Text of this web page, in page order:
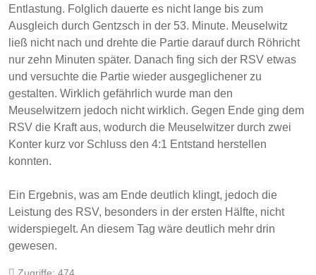
Entlastung. Folglich dauerte es nicht lange bis zum
Ausgleich durch Gentzsch in der 53. Minute. Meuselwitz
ließ nicht nach und drehte die Partie darauf durch Röhricht
nur zehn Minuten später. Danach fing sich der RSV etwas
und versuchte die Partie wieder ausgeglichener zu
gestalten. Wirklich gefährlich wurde man den
Meuselwitzern jedoch nicht wirklich. Gegen Ende ging dem
RSV die Kraft aus, wodurch die Meuselwitzer durch zwei
Konter kurz vor Schluss den 4:1 Entstand herstellen
konnten.
Ein Ergebnis, was am Ende deutlich klingt, jedoch die
Leistung des RSV, besonders in der ersten Hälfte, nicht
widerspiegelt. An diesem Tag wäre deutlich mehr drin
gewesen.
Zugriffe: 474